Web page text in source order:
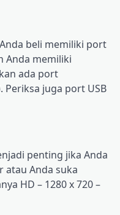
beli memiliki port
Anda memiliki
ada port
Periksa juga port USB
penting jika Anda
atau Anda suka
HD – 1280 x 720 –